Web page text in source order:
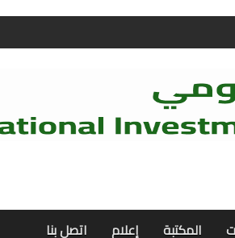
المكتبة إعلام اتصل بنا